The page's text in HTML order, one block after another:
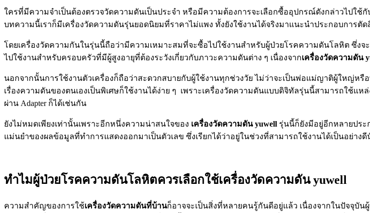
ใครที่มีความจำเป็นต้องตรวจวัดความดันเป็นประจำ หรือมีความต้องการจะเลือกซื้ออุปกรณ์ดังกล่าวไปใช้กั
บทความนี้เราก็มีเครื่องวัดความดันรุ่นยอดนิยมที่ราคาไม่แพง ทั้งยังใช้งานได้จริงมาแนะนำประกอบการตั
โดยเครื่องวัดความกันในรุ่นนี้ถือว่ามีความเหมาะสมที่จะซื้อไปใช้งานสำหรับผู้ป่วยโรคความดันโลหิต ซึ่ง
ไปใช้งานสำหรับครอบครัวที่มีผู้สูงอายุที่ต้องระวังเกี่ยวกับภาวะความดันต่าง ๆ เนื่องจากเครื่องวัดความดัน
นอกจากนั้นการใช้งานตัวเครื่องก็ถือว่าสะดวกสบายกับผู้ใช้งานทุกช่วงวัย ไม่ว่าจะเป็นพ่อแม่ญาติผู้ใหญ่ห
เรื่องความดันของตนเองเป็นพิเศษก็ใช้งานได้ง่าย ๆ เพราะเครื่องวัดความดันแบบดิจิทัลรุ่นนี้สามารถใช้
ผ่าน Adapter ก็ได้เช่นกัน
ยังไม่หมดเพียงเท่านั้นเพราะอีกหนึ่งความน่าสนใจของ เครื่องวัดความดัน yuwell รุ่นนี้ก็ยังมีอยู่อีกหลายประ
แม่นยำของผลข้อมูลที่ทำการแสดงออกมาเป็นตัวเลข ซึ่งเรียกได้ว่าอยู่ในช่วงที่สามารถใช้งานได้เป็นอย่างดี
ทำไมผู้ป่วยโรคความดันโลหิตควรเลือกใช้เครื่องวัดความดัน yuwell
ความสำคัญของการใช้เครื่องวัดความดันที่บ้านก็อาจจะเป็นสิ่งที่หลายคนรู้กันดีอยู่แล้ว เนื่องจากในปัจจุบั